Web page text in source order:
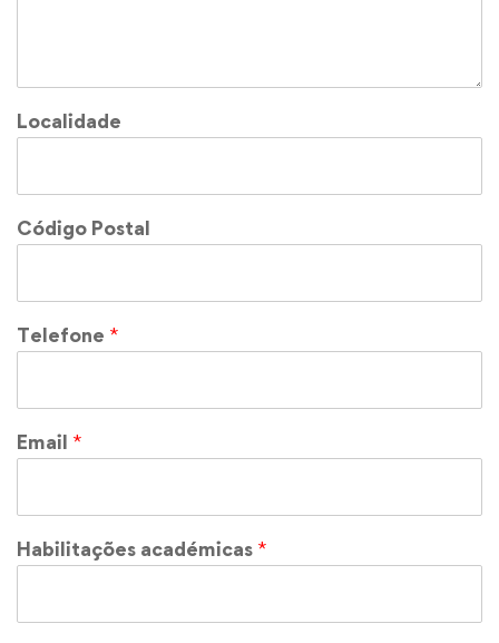
Localidade
Código Postal
Telefone *
Email *
Habilitações académicas *